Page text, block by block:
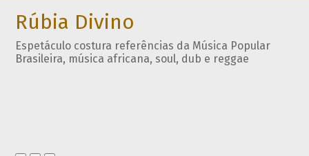
Rúbia Divino
Espetáculo costura referências da Música Popular
Brasileira, música africana, soul, dub e reggae